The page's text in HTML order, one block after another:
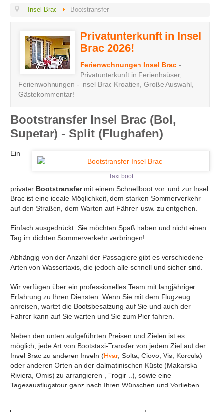
Insel Brac Bootstransfer
Privatunterkunft in Insel
Brac 2026!
Ferienwohnungen Insel Brac -
Privatunterkunft in Ferienhaüser,
Ferienwohnungen - Insel Brac Kroatien, Große Auswahl,
Gästekommentar!
Bootstransfer Insel Brac (Bol,
Supetar) - Split (Flughafen)
Taxi boot
Ein
privater Bootstransfermit einem Schnellboot von und zur Insel
Brac ist eine ideale Möglichkeit, dem starken Sommerverkehr
auf den Straßen, dem Warten auf Fähren usw. zu entgehen.
Einfach ausgedrückt: Sie möchten Spaß haben und nicht einen
Tag im dichten Sommerverkehr verbringen!
Abhängig von der Anzahl der Passagiere gibt es verschiedene
Arten von Wassertaxis, die jedoch alle schnell und sicher sind.
Wir verfügen über ein professionelles Team mit langjähriger
Erfahrung zu Ihren Diensten. Wenn Sie mit dem Flugzeug
anreisen, wartet die Bootsbesatzung auf Sie und auch der
Fahrer kann auf Sie warten und Sie zum Pier fahren.
Neben den unten aufgeführten Preisen und Zielen ist es
möglich, jede Art von Bootstaxi-Transfer von jedem Ziel auf der
Insel Brac zu anderen Inseln (Hvar, Solta, Ciovo, Vis, Korcula)
oder anderen Orten an der dalmatinischen Küste (Makarska
Riviera, Omis) zu arrangieren , Trogir ..), sowie eine
Tagesausflugstour ganz nach Ihren Wünschen und Vorlieben.